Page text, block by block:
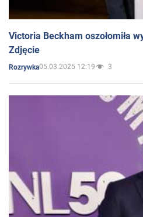
Victoria Beckham oszołomiła
Zdjęcie
Rozrywka05.03.2025 12:19 3